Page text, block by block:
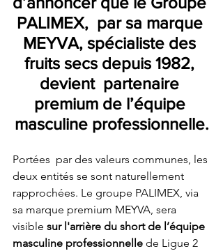
PALIMEX,  par sa marque
MEYVA, spécialiste des
fruits secs depuis 1982,
devient  partenaire
premium de l’équipe
masculine professionnelle.
Portées  par des valeurs communes, les
deux entités se sont naturellement
rapprochées. Le groupe PALIMEX, via
sa marque premium MEYVA, sera
visible sur l'arrière du short de l’équipe
masculine professionnelle de Ligue 2